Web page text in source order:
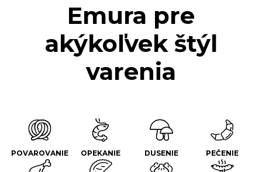
Emura pre
akýkoľvek štýl
varenia
POVAROVANIE OPEKANIE DUSENIE PEČENIE